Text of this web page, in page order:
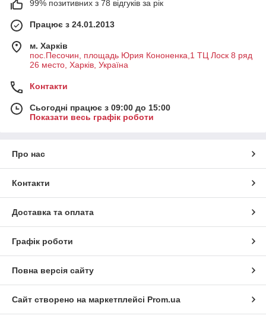
99% позитивних з 78 відгуків за рік
Працює з 24.01.2013
м. Харків
пос.Песочин, площадь Юрия Кононенка,1 ТЦ Лоск 8 ряд
26 место, Харків, Україна
Контакти
Сьогодні працює з 09:00 до 15:00
Показати весь графік роботи
Про нас
Контакти
Доставка та оплата
Графік роботи
Повна версія сайту
Сайт створено на маркетплейсі Prom.ua